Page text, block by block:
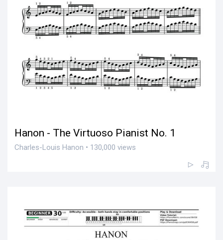
Hanon - The Virtuoso Pianist No. 1
Charles-Louis Hanon • 130,000 views